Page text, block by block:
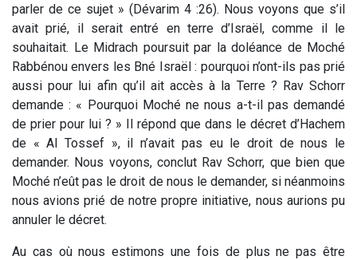
parler de ce sujet » (Dévarim 4 :26). Nous voyons que s’il
avait prié, il serait entré en terre d’Israël, comme il le
souhaitait. Le Midrach poursuit par la doléance de Moché
Rabbénou envers les Bné Israël : pourquoi n’ont-ils pas prié
aussi pour lui afin qu’il ait accès à la Terre ? Rav Schorr
demande : « Pourquoi Moché ne nous a-t-il pas demandé
de prier pour lui ? » Il répond que dans le décret d’Hachem
de « Al Tossef », il n’avait pas eu le droit de nous le
demander. Nous voyons, conclut Rav Schorr, que bien que
Moché n’eût pas le droit de nous le demander, si néanmoins
nous avions prié de notre propre initiative, nous aurions pu
annuler le décret.
Au cas où nous estimons une fois de plus ne pas être